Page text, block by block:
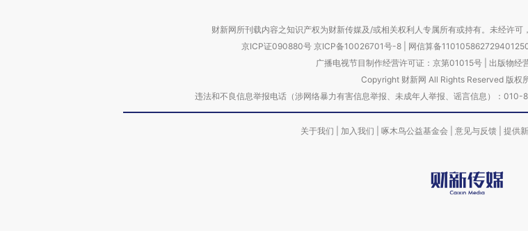
财新网所刊载内容之知识产权为财新传媒及/或相关权利人专属所有或持有。未经许可
京ICP证090880号 京ICP备10026701号-8 网信算备
广播电视节目制作经营许可证：京第01015号| 出版物经
Copyright 财新网 All Rights Reserved 版权
违法和不良信息举报电话（涉网络暴力有害信息举报、未成年人举报、谣言信息）：
关于我们 加入我们 啄木鸟公益基金会 意见与反馈 提供